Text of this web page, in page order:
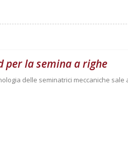
per la semina a righe
delle seminatrici meccaniche sale